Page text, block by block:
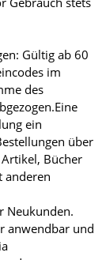
Gültig ab 60
im
des
ein
über
Bücher
anderen
Neukunden.
anwendbar und